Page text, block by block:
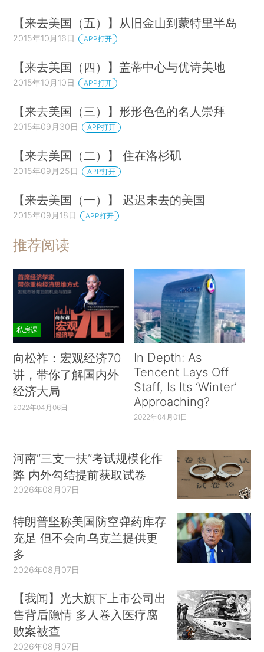
【来去美国（五）】从旧金山到蒙特里半岛
2015年10月16日 APP打开
【来去美国（四）】盖蒂中心与优诗美地
2015年10月10日 APP打开
【来去美国（三）】形形色色的名人崇拜
2015年09月30日 APP打开
【来去美国（二）】 住在洛杉矶
2015年09月25日 APP打开
【来去美国（一）】 迟迟未去的美国
2015年09月18日 APP打开
推荐阅读
私房课
向松祚：宏观经济70
讲，带你了解国内外
经济大局
2022年04月06日
In Depth: As
Tencent Lays Off
Staff, Is Its ‘Winter’
Approaching?
2022年04月01日
河南“三支一扶”考试规模化作
弊 内外勾结提前获取试卷
2026年08月07日
特朗普坚称美国防空弹药库存
充足 但不会向乌克兰提供更
多
2026年08月07日
【我闻】光大旗下上市公司出
售背后隐情 多人卷入医疗腐
败案被查
2026年08月07日